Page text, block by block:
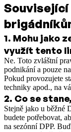
1. Mohu jako
využít tento
Ne. Toto zvláštní
podnikání a pouze
Pokud provozujete
techniky apod., na
2. Co se
Stejně jako u běžné
budete potřebovat,
na sezónní DPP.